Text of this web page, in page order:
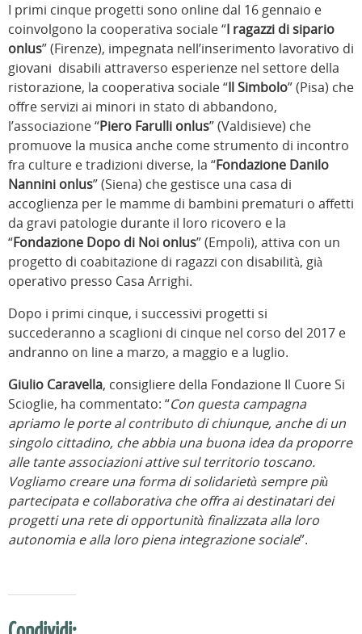
I primi cinque progetti sono online dal 16 gennaio e
coinvolgono la cooperativa sociale “I ragazzi di sipario
onlus” (Firenze), impegnata nell’inserimento lavorativo di
giovani disabili attraverso esperienze nel settore della
ristorazione, la cooperativa sociale “Il Simbolo” (Pisa) che
offre servizi ai minori in stato di abbandono,
l’associazione “Piero Farulli onlus” (Valdisieve) che
promuove la musica anche come strumento di incontro
fra culture e tradizioni diverse, la “Fondazione Danilo
Nannini onlus” (Siena) che gestisce una casa di
accoglienza per le mamme di bambini prematuri o affetti
da gravi patologie durante il loro ricovero e la
“Fondazione Dopo di Noi onlus” (Empoli), attiva con un
progetto di coabitazione di ragazzi con disabilità, già
operativo presso Casa Arrighi.
Dopo i primi cinque, i successivi progetti si
succederanno a scaglioni di cinque nel corso del 2017 e
andranno on line a marzo, a maggio e a luglio.
Giulio Caravella, consigliere della Fondazione Il Cuore Si
Scioglie, ha commentato: “Con questa campagna
apriamo le porte al contributo di chiunque, anche di un
singolo cittadino, che abbia una buona idea da proporre
alle tante associazioni attive sul territorio toscano.
Vogliamo creare una forma di solidarietà sempre più
partecipata e collaborativa che offra ai destinatari dei
progetti una rete di opportunità finalizzata alla loro
autonomia e alla loro piena integrazione sociale”.